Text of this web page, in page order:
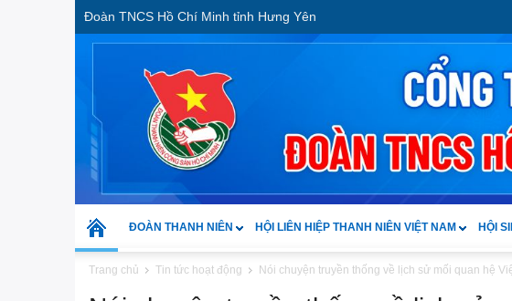
Đoàn TNCS Hồ Chí Minh tỉnh Hưng Yên
ĐOÀN THANH NIÊN HỘI LIÊN HIỆP THANH NIÊN VIỆT NAM HỘI
Trang chủ Tin tức hoạt động Nói chuyện truyền thống về lịch sử mối quan hệ